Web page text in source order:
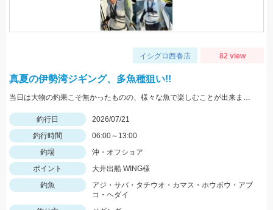
イシグロ西春店 82 view
真夏の伊勢湾ジギング、多魚種狙い!!
当日は大物の釣果こそ無かったものの、様々な魚で楽しむことが出来ました!!
釣行日
2026/07/21
釣行時間
06:00～13:00
釣場
沖・オフショア
ポイント
大井出船 WING様
釣魚
アジ・サバ・タチウオ・カマス・ホウボウ・アブ
コ・ヘダイ